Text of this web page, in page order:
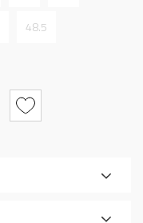
48.5